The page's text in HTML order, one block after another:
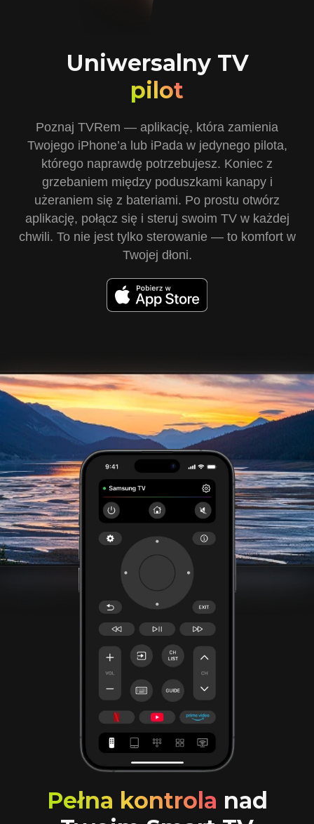
Uniwersalny TV
pilot
Poznaj TVRem — aplikację, która zamienia
Twojego iPhone’a lub iPada w jedynego pilota,
którego naprawdę potrzebujesz. Koniec z
grzebaniem między poduszkami kanapy i
użeraniem się z bateriami. Po prostu otwórz
aplikację, połącz się i steruj swoim TV w każdej
chwili. To nie jest tylko sterowanie — to komfort w
Twojej dłoni.
Pełna kontrola nad